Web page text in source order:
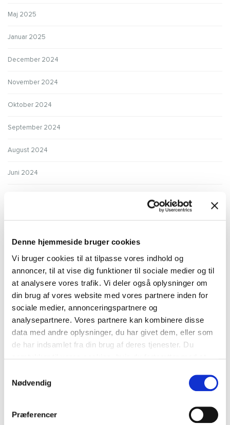
Denne hjemmeside bruger cookies
Vi bruger cookies til at tilpasse vores indhold og
annoncer, til at vise dig funktioner til sociale medier og til
at analysere vores trafik. Vi deler også oplysninger om
din brug af vores website med vores partnere inden for
sociale medier, annonceringspartnere og
analysepartnere. Vores partnere kan kombinere disse
data med andre oplysninger, du har givet dem, eller som
de har indsamlet fra din brug af deres tjenester. Du
Nødvendig
Præferencer
Maj 2025
Januar 2025
December 2024
November 2024
Oktober 2024
September 2024
August 2024
Juni 2024
December 2023
November 2023
Juli 2023
Juni 2023
April 2023